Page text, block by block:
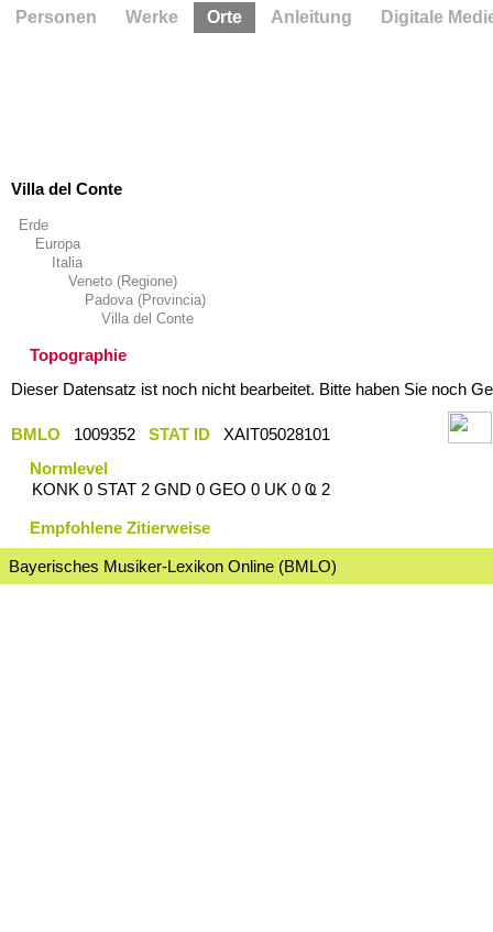
Villa del Conte
Erde
Europa
Italia
Veneto (Regione)
Padova (Provincia)
Villa del Conte
Topographie
Dieser Datensatz ist noch nicht bearbeitet. Bitte haben Sie noch
BMLO 1009352 STAT ID
XAIT05028101
Normlevel
KONK 0 STAT 2 GND 0 GEO 0 UK 0 Ҩ 2
Empfohlene Zitierweise
Bayerisches Musiker-Lexikon Online (BMLO)
Personen Werke Orte Anleitung Digitale